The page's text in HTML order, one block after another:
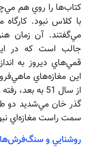
كتاب‌ها را روي هم
با كلاس نبود.
مي‌گفتند. آن زمان
جالب است كه در
قمي‌هاي ديروز به
اين مغازه‌هاي
از سال 51 به
گذر خان مي‌شديد دو
سمت راست مغازه‌اي
روشنايي و